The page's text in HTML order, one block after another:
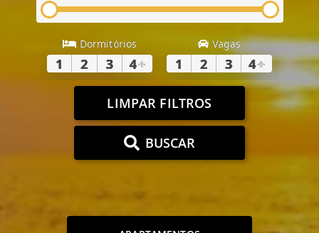
Dormitórios
1 2 3 4+
Vagas
1 2 3 4+
LIMPAR FILTROS
BUSCAR